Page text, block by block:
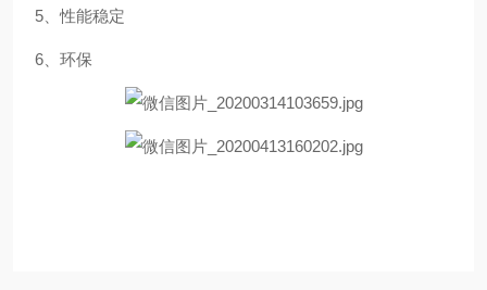
5、性能稳定
6、环保